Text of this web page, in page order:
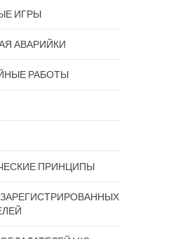
ИГРЫ
АВАРИЙКИ
РАБОТЫ
ПРИНЦИПЫ